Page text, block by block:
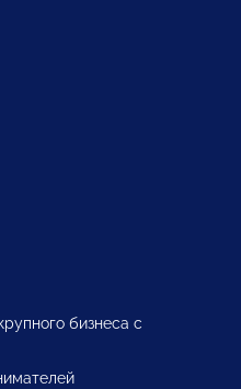
бизнеса с